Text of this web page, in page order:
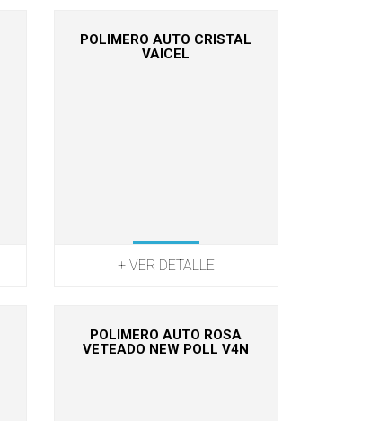
POLIMERO AUTO CRISTAL
VAICEL
+ VER DETALLE
POLIMERO AUTO ROSA
VETEADO NEW POLL V4N